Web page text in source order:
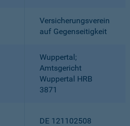
Versicherungsverein
auf Gegenseitigkeit
Wuppertal;
Amtsgericht
Wuppertal HRB
3871
DE 121102508